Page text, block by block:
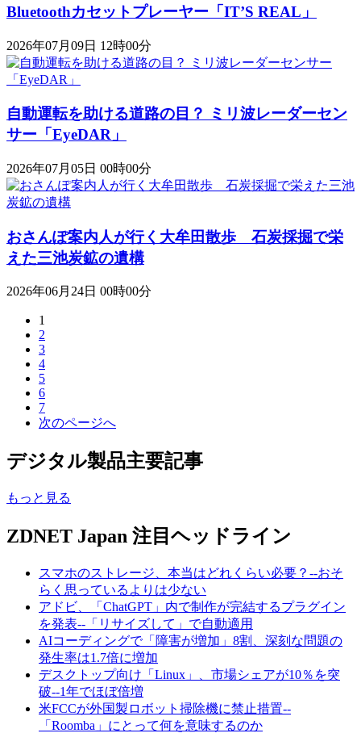
Bluetoothカセットプレーヤー「IT’S REAL」
2026年07月09日 12時00分
自動運転を助ける道路の目？ ミリ波レーダーセン
サー「EyeDAR」
2026年07月05日 00時00分
おさんぽ案内人が行く大牟田散歩 石炭採掘で栄
えた三池炭鉱の遺構
2026年06月24日 00時00分
1
2
3
4
5
6
7
次のページへ
デジタル製品主要記事
もっと見る
ZDNET Japan 注目ヘッドライン
スマホのストレージ、本当はどれくらい必要？--おそ
らく思っているよりは少ない
アドビ、「ChatGPT」内で制作が完結するプラグイン
を発表--「リサイズして」で自動適用
AIコーディングで「障害が増加」8割、深刻な問題の
発生率は1.7倍に増加
デスクトップ向け「Linux」、市場シェアが10％を突
破--1年でほぼ倍増
米FCCが外国製ロボット掃除機に禁止措置--
「Roomba」にとって何を意味するのか